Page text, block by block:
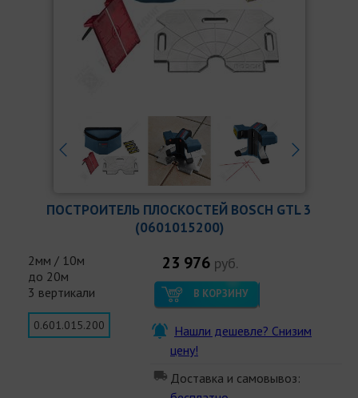
ПОСТРОИТЕЛЬ ПЛОСКОСТЕЙ BOSCH GTL 3
(0601015200)
2мм / 10м
до 20м
3 вертикали
23 976 руб.
В КОРЗИНУ
Нашли дешевле? Снизим
цену!
Доставка и самовывоз:
0.601.015.200